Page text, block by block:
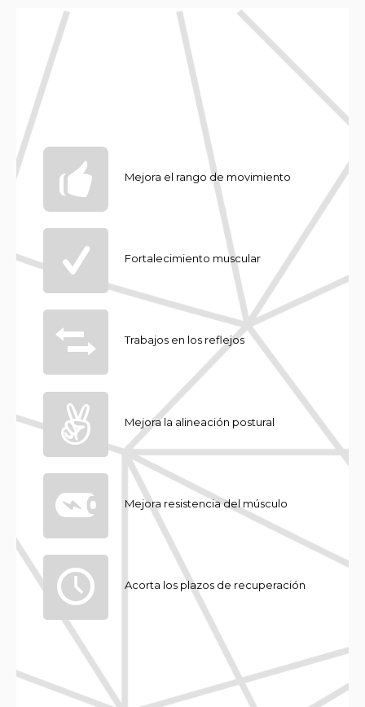
Mejora el rango de movimiento
Fortalecimiento muscular
Trabajos en los reflejos
Mejora la alineación postural
Mejora resistencia del músculo
Acorta los plazos de recuperación